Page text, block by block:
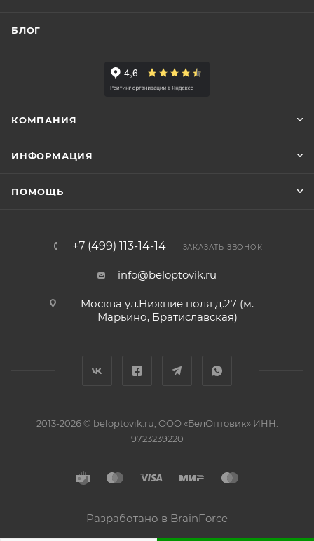
БЛОГ
КОМПАНИЯ
ИНФОРМАЦИЯ
ПОМОЩЬ
+7 (499) 113-14-14 ЗАКАЗАТЬ ЗВОНОК
info@beloptovik.ru
Москва ул.Нижние поля д.27 (м.
Марьино, Братиславская)
2013-2026 © beloptovik.ru, ООО «БелОптовик» ИНН:
9723239220
Разработано в BrainForce